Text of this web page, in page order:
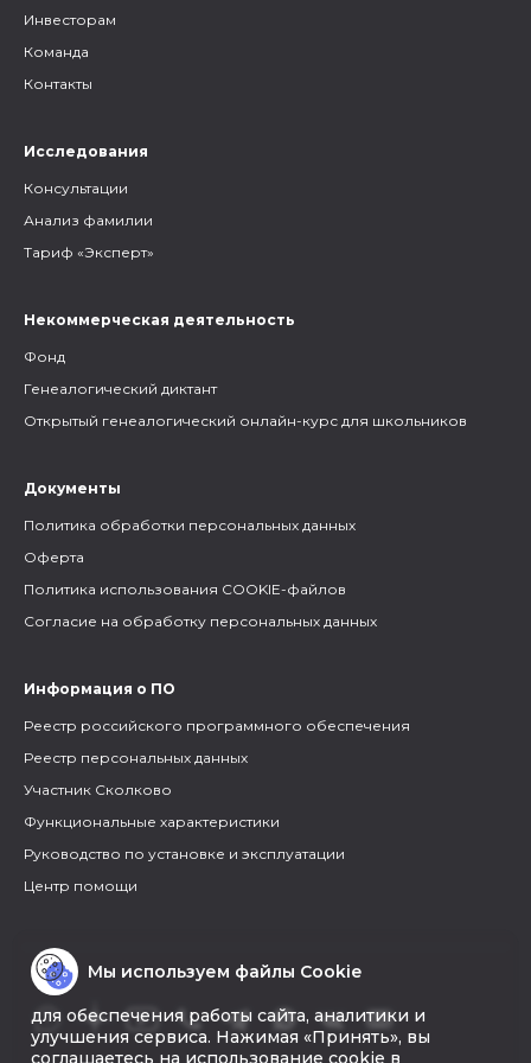
Инвесторам
Команда
Контакты
Исследования
Консультации
Анализ фамилии
Тариф «Эксперт»
Некоммерческая деятельность
Фонд
Генеалогический диктант
Открытый генеалогический онлайн-курс для школьников
Документы
Политика обработки персональных данных
Оферта
Политика использования COOKIE-файлов
Согласие на обработку персональных данных
Информация о ПО
Реестр российского программного обеспечения
Реестр персональных данных
Участник Сколково
Функциональные характеристики
Руководство по установке и эксплуатации
Центр помощи
Мы используем файлы Cookie
для обеспечения работы сайта, аналитики и
улучшения сервиса. Нажимая «Принять», вы
соглашаетесь на использование cookie в